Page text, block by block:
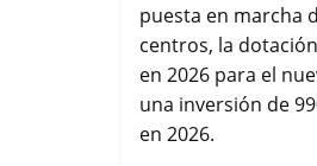
puesta en marcha
centros, la
en 2026 para el
una inversión de
en 2026.